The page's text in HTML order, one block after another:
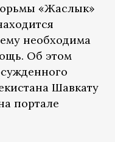
«Жаслык»
необходима
Об этом
Шавкату
портале